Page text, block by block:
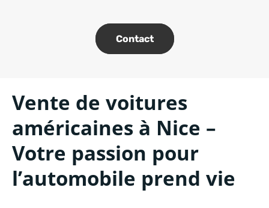
Contact
Vente de voitures
américaines à Nice –
Votre passion pour
l’automobile prend vie